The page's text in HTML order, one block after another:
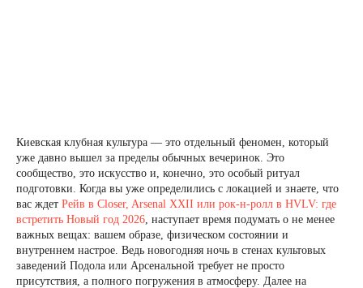
Киевская клубная культура — это отдельный феномен, который
уже давно вышел за пределы обычных вечеринок. Это
сообщество, это искусство и, конечно, это особый ритуал
подготовки. Когда вы уже определились с локацией и знаете, что
вас ждет Рейв в Closer, Arsenal XXII или рок-н-ролл в HVLV: где
встретить Новый год 2026, наступает время подумать о не менее
важных вещах: вашем образе, физическом состоянии и
внутреннем настрое. Ведь новогодняя ночь в стенах культовых
заведений Подола или Арсенальной требует не просто
присутствия, а полного погружения в атмосферу. Далее на